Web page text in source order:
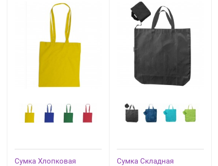
Сумка Хлопковая Сумка Складная